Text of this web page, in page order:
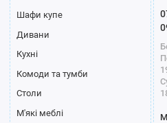
Шафи купе
Дивани
Кухні
Комоди та тумби
Столи
М'які меблі